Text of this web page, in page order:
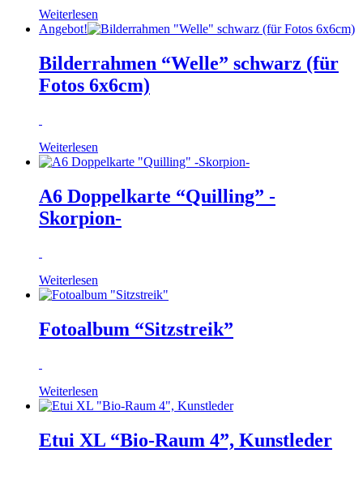
Weiterlesen
Angebot!
Bilderrahmen “Welle” schwarz (für
Fotos 6x6cm)
Weiterlesen
A6 Doppelkarte “Quilling” -
Skorpion-
Weiterlesen
Fotoalbum “Sitzstreik”
Weiterlesen
Etui XL “Bio-Raum 4”, Kunstleder